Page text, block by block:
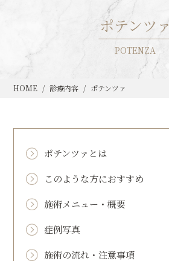
ポテンツァ
POTENZA
HOME 診療内容 ポテンツァ
ポテンツァとは
このような方におすすめ
施術メニュー・概要
症例写真
施術の流れ・注意事項